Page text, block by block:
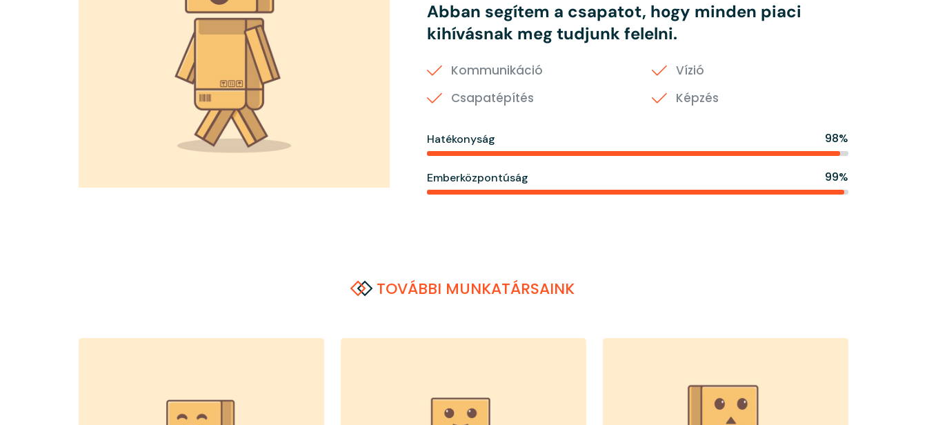
Abban segítem a csapatot, hogy minden piaci
kihívásnak meg tudjunk felelni.
Kommunikáció
Csapatépítés
Vízió
Képzés
Hatékonyság 98%
Emberközpontúság 99%
TOVÁBBI MUNKATÁRSAINK